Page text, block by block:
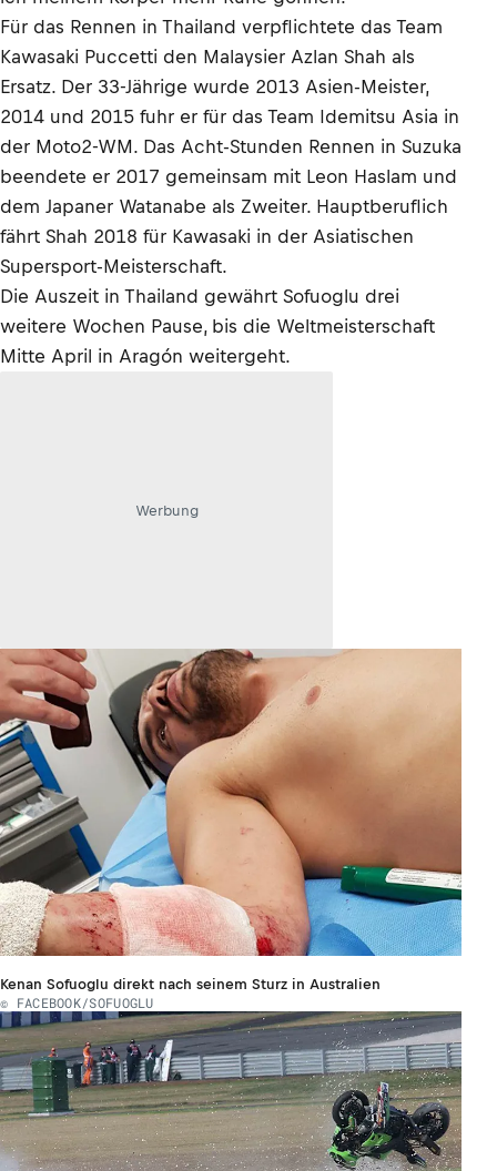
Für das Rennen in Thailand verpflichtete das Team
Kawasaki Puccetti den Malaysier Azlan Shah als
Ersatz. Der 33-Jährige wurde 2013 Asien-Meister,
2014 und 2015 fuhr er für das Team Idemitsu Asia in
der Moto2-WM. Das Acht-Stunden Rennen in Suzuka
beendete er 2017 gemeinsam mit Leon Haslam und
dem Japaner Watanabe als Zweiter. Hauptberuflich
fährt Shah 2018 für Kawasaki in der Asiatischen
Supersport-Meisterschaft.
Die Auszeit in Thailand gewährt Sofuoglu drei
weitere Wochen Pause, bis die Weltmeisterschaft
Mitte April in Aragón weitergeht.
Werbung
Kenan Sofuoglu direkt nach seinem Sturz in Australien
© FACEBOOK/SOFUOGLU